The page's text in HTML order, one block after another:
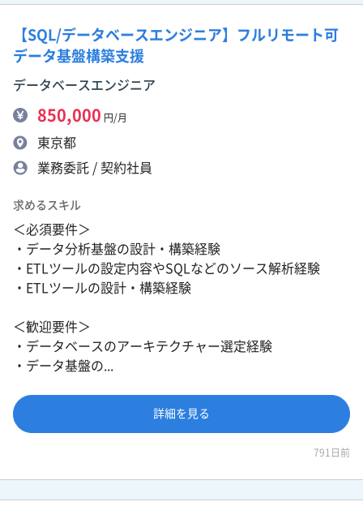
【SQL/データベースエンジニア】フルリモート可
データ基盤構築支援
データベースエンジニア
850,000 円/月
東京都
業務委託 / 契約社員
求めるスキル
＜必須要件＞
・データ分析基盤の設計・構築経験
・ETLツールの設定内容やSQLなどのソース解析経験
・ETLツールの設計・構築経験
＜歓迎要件＞
・データベースのアーキテクチャー選定経験
・データ基盤の...
詳細を見る
791日前